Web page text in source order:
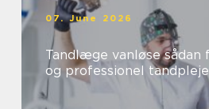
07. June 2026
Tandlæge vanløse sådan finder du tryg
og professionel tandpleje